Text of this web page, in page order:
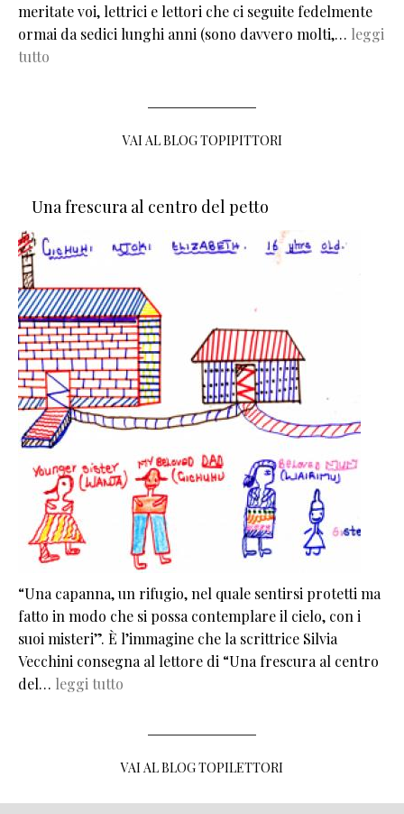
meritate voi, lettrici e lettori che ci seguite fedelmente
ormai da sedici lunghi anni (sono davvero molti,… leggi
tutto
VAI AL BLOG TOPIPITTORI
Una frescura al centro del petto
“Una capanna, un rifugio, nel quale sentirsi protetti ma
fatto in modo che si possa contemplare il cielo, con i
suoi misteri”. È l’immagine che la scrittrice Silvia
Vecchini consegna al lettore di “Una frescura al centro
del… leggi tutto
VAI AL BLOG TOPILETTORI